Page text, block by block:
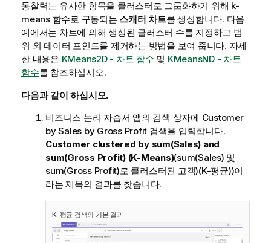
통찰력는 유사한 항목을 클러스터로 그룹화하기 위해 k-
means 함수로 구동되는 스캐터 차트를 생성합니다. 다음
예에서는 차트에 의해 생성된 클러스터 수를 지정하고 범
위 외 데이터 포인트를 제거하는 방법을 보여 줍니다. 자세
한 내용은 KMeans2D - 차트 함수 및 KMeansND - 차트
함수를 참조하십시오.
다음과 같이 하십시오.
비즈니스 논리 자습서 앱의 검색 상자에 Customer
by Sales by Gross Profit 검색을 입력합니다.
Customer clustered by sum(Sales) and
sum(Gross Profit) (K-Means)(sum(Sales) 및
sum(Gross Profit)로 클러스터된 고객)(K-평균))이
라는 제목의 결과를 찾습니다.
K-평균 검색의 기본 결과